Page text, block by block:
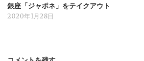
銀座「ジャポネ」をテイクアウト
2020年1月28日